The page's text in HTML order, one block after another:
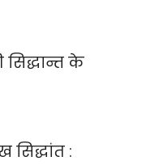
सिद्धान्त के
सिद्धांत :